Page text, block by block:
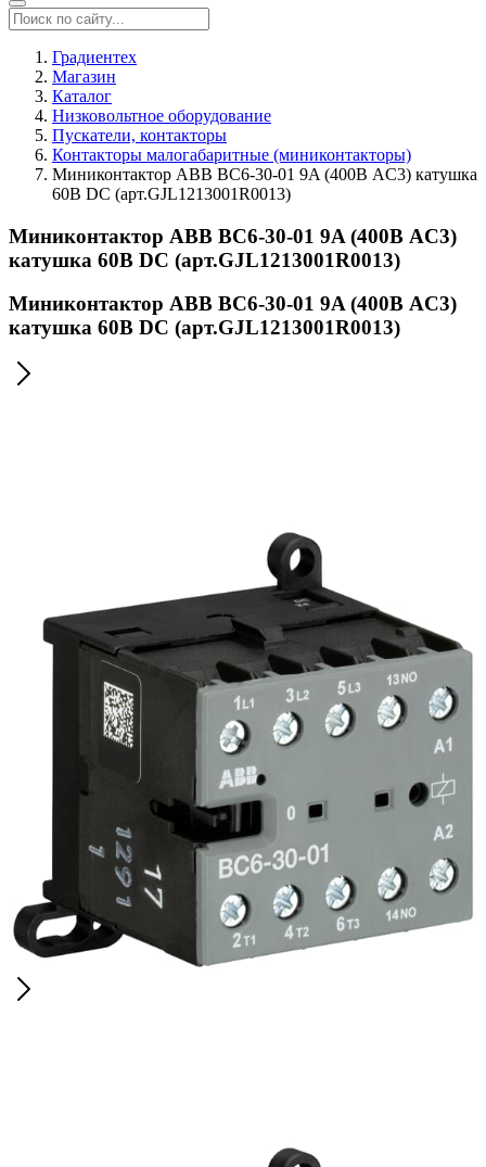
Градиентех
Магазин
Каталог
Низковольтное оборудование
Пускатели, контакторы
Контакторы малогабаритные (миниконтакторы)
Миниконтактор ABB ВC6-30-01 9A (400В AC3) катушка
60В DС (арт.GJL1213001R0013)
Миниконтактор ABB ВC6-30-01 9A (400В AC3)
катушка 60В DС (арт.GJL1213001R0013)
Миниконтактор ABB ВC6-30-01 9A (400В AC3)
катушка 60В DС (арт.GJL1213001R0013)